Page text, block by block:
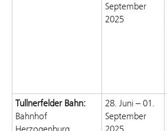
September
2025
TullnerfelderBahn:
Bahnhof
28. Juni – 01.
September